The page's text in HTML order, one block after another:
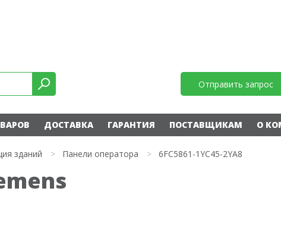
Отправить запрос
ДОСТАВКА ГАРАНТИЯ ПОСТАВЩИКАМ О
зданий > Панели оператора > 6FC5861-1YC45-2YA8